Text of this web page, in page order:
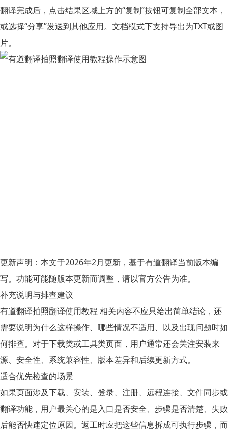
翻译完成后，点击结果区域上方的“复制”按钮可复制全部文本，
或选择“分享”发送到其他应用。文档模式下支持导出为TXT或图
片。
更新声明： 本文于2026年2月更新，基于有道翻译当前版本编
写。功能可能随版本更新而调整，请以官方公告为准。
补充说明与排查建议
有道翻译拍照翻译使用教程 相关内容不应只给出简单结论，还
需要说明为什么这样操作、哪些情况不适用、以及出现问题时如
何排查。对于下载类或工具类页面，用户通常还会关注安装来
源、安全性、系统兼容性、版本差异和后续更新方式。
适合优先检查的场景
如果页面涉及下载、安装、登录、注册、远程连接、文件同步或
翻译功能，用户最关心的是入口是否安全、步骤是否清楚、失败
后能否快速定位原因。返工时应把这些信息拆成可执行步骤，而